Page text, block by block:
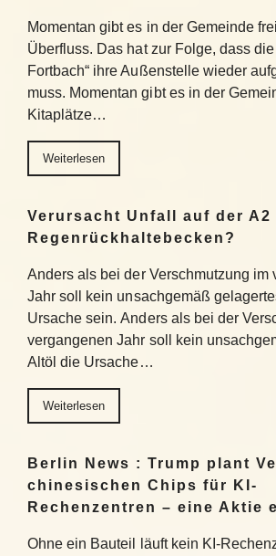
Momentan gibt es in der Gemeinde
Überfluss. Das hat zur Folge, dass die
Fortbach“ ihre Außenstelle wieder
muss. Momentan gibt es in der
Kitaplätze…
Weiterlesen
Verursacht Unfall auf der A2
Regenrückhaltebecken?
Anders als bei der Verschmutzung im
Jahr soll kein unsachgemäß
Ursache sein. Anders als bei der
vergangenen Jahr soll kein
Altöl die Ursache…
Weiterlesen
Berlin News : Trump plant
chinesischen Chips für KI-
Rechenzentren – eine Aktie
Ohne ein Bauteil läuft kein KI-